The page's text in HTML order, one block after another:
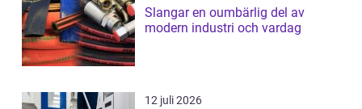
Slangar en oumbärlig del av
modern industri och vardag
12 juli 2026